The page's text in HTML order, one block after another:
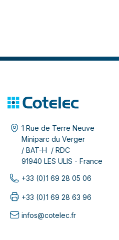
1 Rue de Terre Neuve
Miniparc du Verger
/ BAT-H / RDC
91940 LES ULIS - France
+33 (0)1 69 28 05 06
+33 (0)1 69 28 63 96
infos@cotelec.fr